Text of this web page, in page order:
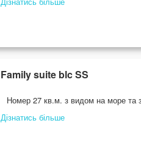
Family suite blc SS
Номер 27 кв.м. з видом на море та
Дізнатись більше